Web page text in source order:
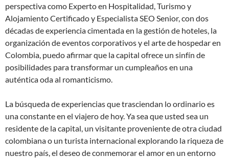
perspectiva como Experto en Hospitalidad, Turismo y
Alojamiento Certificado y Especialista SEO Senior, con dos
décadas de experiencia cimentada en la gestión de hoteles, la
organización de eventos corporativos y el arte de hospedar en
Colombia, puedo afirmar que la capital ofrece un sinfín de
posibilidades para transformar un cumpleaños en una
auténtica oda al romanticismo.
La búsqueda de experiencias que trasciendan lo ordinario es
una constante en el viajero de hoy. Ya sea que usted sea un
residente de la capital, un visitante proveniente de otra ciudad
colombiana o un turista internacional explorando la riqueza de
nuestro país, el deseo de conmemorar el amor en un entorno